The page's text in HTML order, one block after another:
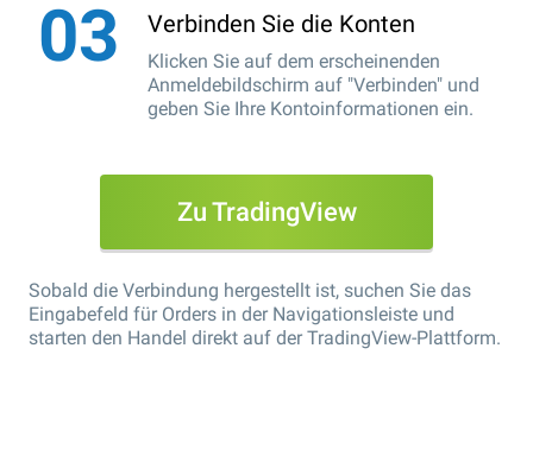
Verbinden Sie die Konten
Klicken Sie auf dem erscheinenden
Anmeldebildschirm auf "Verbinden" und
geben Sie Ihre Kontoinformationen ein.
Zu TradingView
Sobald die Verbindung hergestellt ist, suchen Sie das
Eingabefeld für Orders in der Navigationsleiste und
starten den Handel direkt auf der TradingView-Plattform.